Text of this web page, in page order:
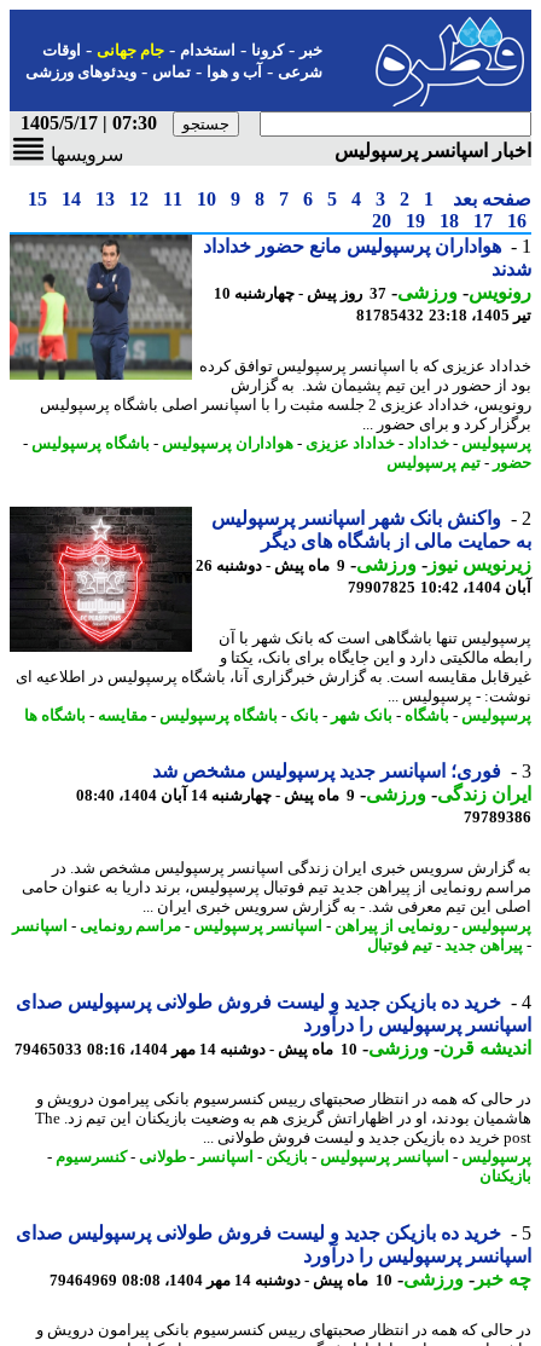
-کرونا-استخدام- جام جهانی-اوقات
شرعی-آب و هوا-تماس-ویدئوهای ورزشی
07:30 | 1405/5/17
اسپانسر پرسپولیس
سرویسها
بعد 1
2
3
4
5
6
7
8
9
10
11
12
13
14
15
17
18
19
20
هواداران پرسپولیس مانع حضور خداداد
-ورزشی-
37 روز پیش - چهارشنبه 10
81785432
عزیزی که با اسپانسر پرسپولیس توافق کرده
از حضور در این تیم پشیمان شد. به گزارش
رونویس، خداداد عزیزی 2 جلسه مثبت را با اسپانسر اصلی باشگاه پرسپولیس
کرد و برای حضور ...
-خداداد-خداداد عزیزی - هواداران پرسپولیس-باشگاه پرسپولیس-
-تیم پرسپولیس
واکنش بانک شهر اسپانسر پرسپولیس
حمایت مالی از باشگاه های دیگر
نیوز-ورزشی-
9 ماه پیش - دوشنبه 26
79907825
تنها باشگاهی است که بانک شهر با آن
مالکیتی دارد و این جایگاه برای بانک، یکتا و
مقایسه است. به گزارش خبرگزاری آنا، باشگاه پرسپولیس در اطلاعیه ای
- پرسپولیس ...
-باشگاه-بانک شهر -بانک -باشگاه پرسپولیس-مقایسه-باشگاه ها
فوری؛ اسپانسر جدید پرسپولیس مشخص شد
زندگی-ورزشی-9 ماه پیش - چهارشنبه 14 آبان 1404، 08:40
سرویس خبری ایران زندگی اسپانسر پرسپولیس مشخص شد. در
رونمایی از پیراهن جدید تیم فوتبال پرسپولیس، برند داریا به عنوان حامی
این تیم معرفی شد. - به گزارش سرویس خبری ایران ...
-رونمایی از پیراهن -اسپانسر پرسپولیس-مراسم رونمایی-اسپانسر
جدید-تیم فوتبال
خرید ده بازیکن جدید و لیست فروش طولانی پرسپولیس صدای
پرسپولیس را درآورد
قرن- ورزشی-10 ماه پیش - دوشنبه 14 مهر 1404، 08:16 79465033
که همه در انتظار صحبتهای رییس کنسرسیوم بانکی پیرامون درویش و
هاشمیان بودند، او در اظهاراتش گریزی هم به وضعیت بازیکنان این تیم زد. The
-اسپانسر پرسپولیس-بازیکن -اسپانسر-طولانی-کنسرسیوم-
خرید ده بازیکن جدید و لیست فروش طولانی پرسپولیس صدای
پرسپولیس را درآورد
خبر -ورزشی-10 ماه پیش - دوشنبه 14 مهر 1404، 08:08 79464969
که همه در انتظار صحبتهای رییس کنسرسیوم بانکی پیرامون درویش و